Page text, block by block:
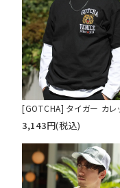
[GOTCHA] タイガー カレ
3,143円(税込)